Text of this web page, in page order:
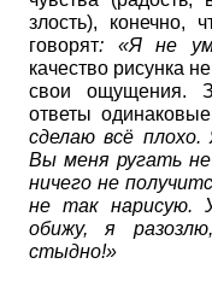
злость), конечно,
говорят: «Я не
качество рисунка
свои ощущения.
ответы
сделаю всё
Вы меня ругать
ничего не
не так нарисую.
обижу, я
стыдно!»